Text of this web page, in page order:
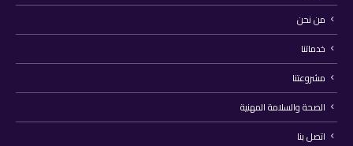
من نحن
خدماتنا
مشروعتنا
الصحة والسلامة المهنية
اتصل بنا